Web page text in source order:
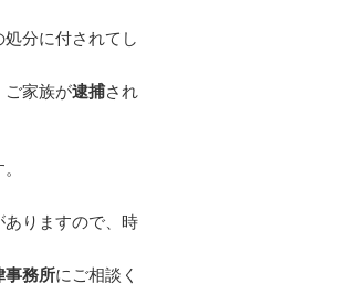
分に付されてし
ご家族が逮捕され
ありますので、時
事務所にご相談く